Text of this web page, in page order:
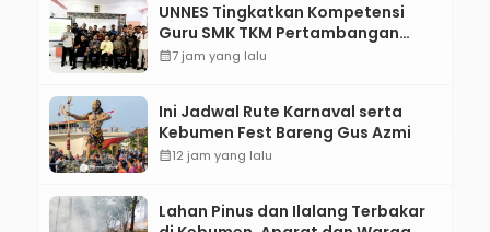
UNNES Tingkatkan Kompetensi
Guru SMK TKM Pertambangan
Kebumen melalui Desain Green
calendar_month7 jam yang lalu
Ini Jadwal Rute Karnaval serta
Kebumen Fest Bareng Gus Azmi
calendar_month12 jam yang lalu
Lahan Pinus dan Ilalang Terbakar